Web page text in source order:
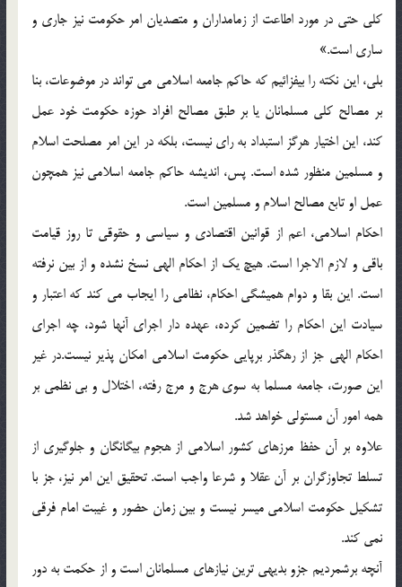
كلى حتى در مورد اطاعت از زمامداران و متصديان امر حكومت نيز جارى و
سارى است.»
بلى، اين نكته را بيفزائيم كه حاكم جامعه اسلامى می ‏تواند در موضوعات، بنا
بر مصالح كلى مسلمانان يا بر طبق مصالح افراد حوزه حكومت‏ خود عمل
كند، اين اختيار هرگز استبداد به راى نيست، بلكه در اين امر مصلحت اسلام
و مسلمين منظور شده است. پس، انديشه حاكم جامعه اسلامى نيز همچون
عمل او تابع مصالح اسلام و مسلمين است.
احكام اسلامى، اعم از قوانين اقتصادى و سياسى و حقوقى تا روز قيامت
‏باقى و لازم الاجرا است. هيچ يك از احكام الهى نسخ نشده و از بين نرفته
است. اين بقا و دوام هميشگى احكام، نظامى را ايجاب می ‏كند كه اعتبار و
سيادت اين احكام را تضمين كرده، عهده ‏دار اجراى آنها شود، چه اجراى
احكام الهى جز از رهگذر برپايى حكومت اسلامى امكان‏ پذير نيست.در غير
اين صورت، جامعه مسلما به سوى هرج و مرج رفته، اختلال و بی نظمى بر
همه امور آن مستولى خواهد شد.
علاوه بر آن حفظ مرزهاى كشور اسلامى از هجوم بيگانگان و جلوگيرى از
تسلط تجاوزگران بر آن عقلا و شرعا واجب است. تحقيق اين امر نيز، جز با
تشكيل حكومت اسلامى ميسر نيست و بين زمان حضور و غيبت امام فرقى
نمی ‏كند.
آنچه برشمرديم جزو بديهي ترين نيازهاى مسلمانان است و از حكمت ‏به دور